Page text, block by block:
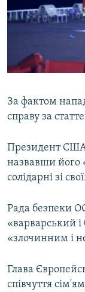
За фактом
справу за
Президент США
назвавши
солідарні зі
Рада безпеки
«варварський і
«злочинним і
Глава
співчуття